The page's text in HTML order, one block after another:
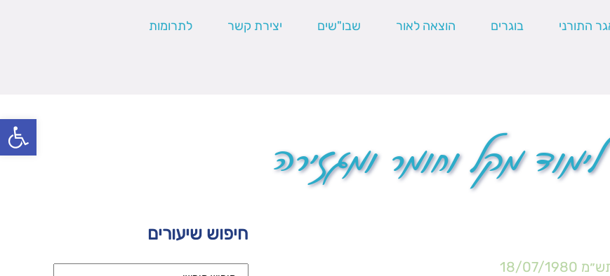
פתח
התורני בוגרים הוצאה לאור שבו"שים יצירת קשר לתרומות
מקל וחומר ומגזירה
18/07/1980
חיפוש שיעורים